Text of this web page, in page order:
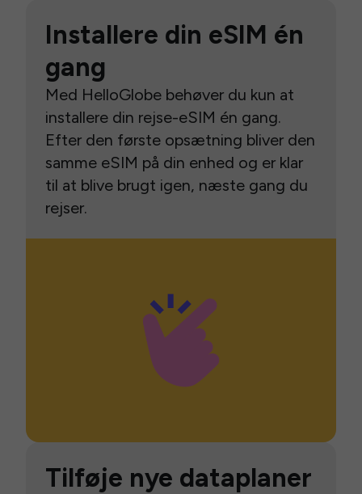
Installere din eSIM én
gang
Med HelloGlobe behøver du kun at
installere din rejse-eSIM én gang.
Efter den første opsætning bliver den
samme eSIM på din enhed og er klar
til at blive brugt igen, næste gang du
rejser.
Tilføje nye dataplaner